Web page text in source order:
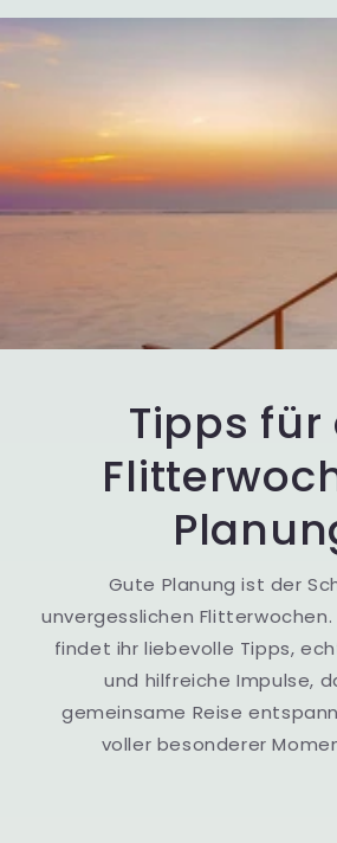
Tipps für
Gute Planung ist der
unvergesslichen Flitterwochen.
findet ihr liebevolle Tipps,
und hilfreiche Impulse,
gemeinsame Reise
voller besonderer